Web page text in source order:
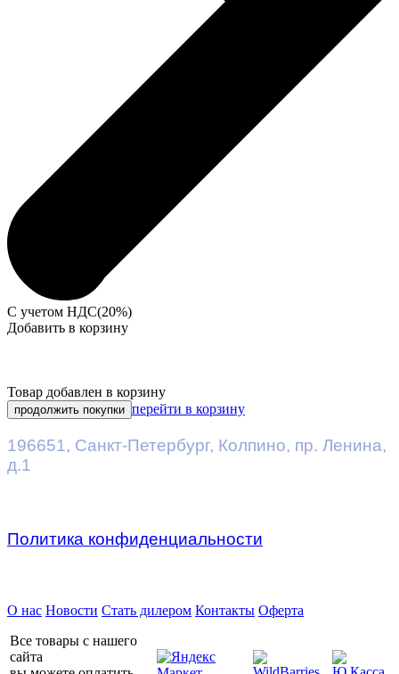
С учетом НДС(20%)
Добавить в корзину
Товар добавлен в корзину
продолжить покупки перейти в корзину
196651, Санкт-Петербург, Колпино, пр. Ленина,
д.1
Политика конфиденциальности
О нас Новости Стать дилером Контакты Оферта
Все товары с нашего
сайта